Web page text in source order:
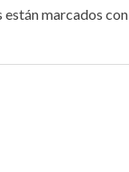
marcados con